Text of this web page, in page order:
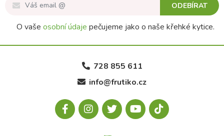
ODEBÍRAT
O vaše osobní údaje pečujeme jako o naše křehké kytice.
728 855 611
info@frutiko.cz